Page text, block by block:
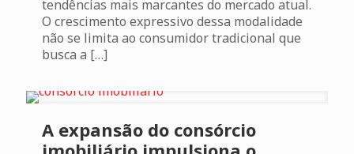
tendências mais marcantes do mercado atual.
O crescimento expressivo dessa modalidade
não se limita ao consumidor tradicional que
busca a […]
A expansão do consórcio